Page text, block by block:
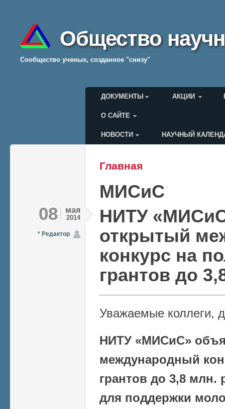
Общество
Cообщество ученых, созданное "снизу"
Главное меню
ДОКУМЕНТЫ АКЦИИ
О САЙТЕ
Меню пользователя
НОВОСТИ НАУЧНЫЙ
Вы здесь
Главная
МИСиС
08 мая
2014
* Редактор
НИТУ
открытый
конкурс на
грантов до
Уважаемые коллеги,
НИТУ «МИСиС»
международный
грантов до 3,8 млн.
для поддержки